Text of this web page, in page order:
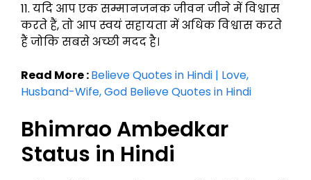
11. यदि आप एक सम्मानजनक जीवन जीने में विश्वास
करते हैं, तो आप स्वयं सहायता में अधिक विश्वास करते
हैं जोकि सबसे अच्छी मदद है।
Read More :Believe Quotes in Hindi | Love,
Husband-Wife, God Believe Quotes in Hindi
Bhimrao Ambedkar
Status in Hindi